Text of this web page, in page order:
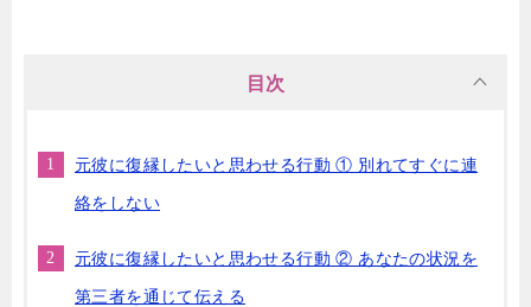
目次
元彼に復縁したいと思わせる行動 ① 別れてすぐに連
絡をしない
元彼に復縁したいと思わせる行動 ② あなたの状況を
第三者を通じて伝える